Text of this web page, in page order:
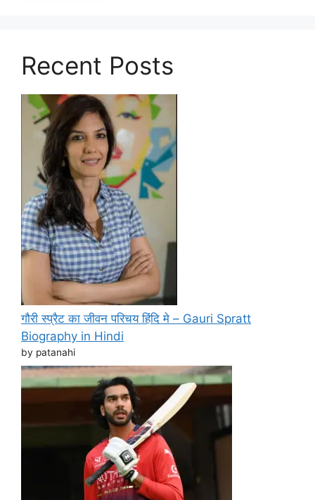
Recent Posts
गौरी स्प्रैट का जीवन परिचय हिंदि मे – Gauri Spratt
Biography in Hindi
by patanahi